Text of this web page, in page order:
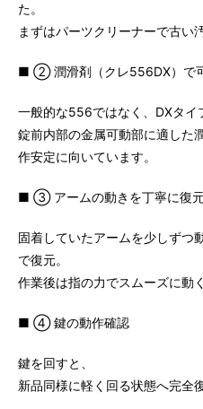
た。
まずはパーツクリーナーで古い
■ ② 潤滑剤（クレ556DX）で
一般的な556ではなく、DXタイ
錠前内部の金属可動部に適した
作安定に向いています。
■ ③ アームの動きを丁寧に復
固着していたアームを少しずつ
で復元。
作業後は指の力でスムーズに動
■ ④ 鍵の動作確認
鍵を回すと、
新品同様に軽く回る状態へ完全復